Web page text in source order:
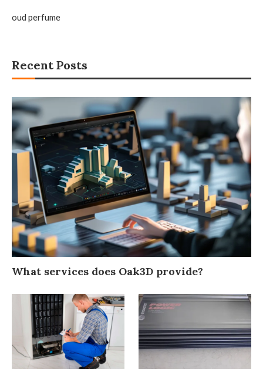
oud perfume
Recent Posts
What services does Oak3D provide?